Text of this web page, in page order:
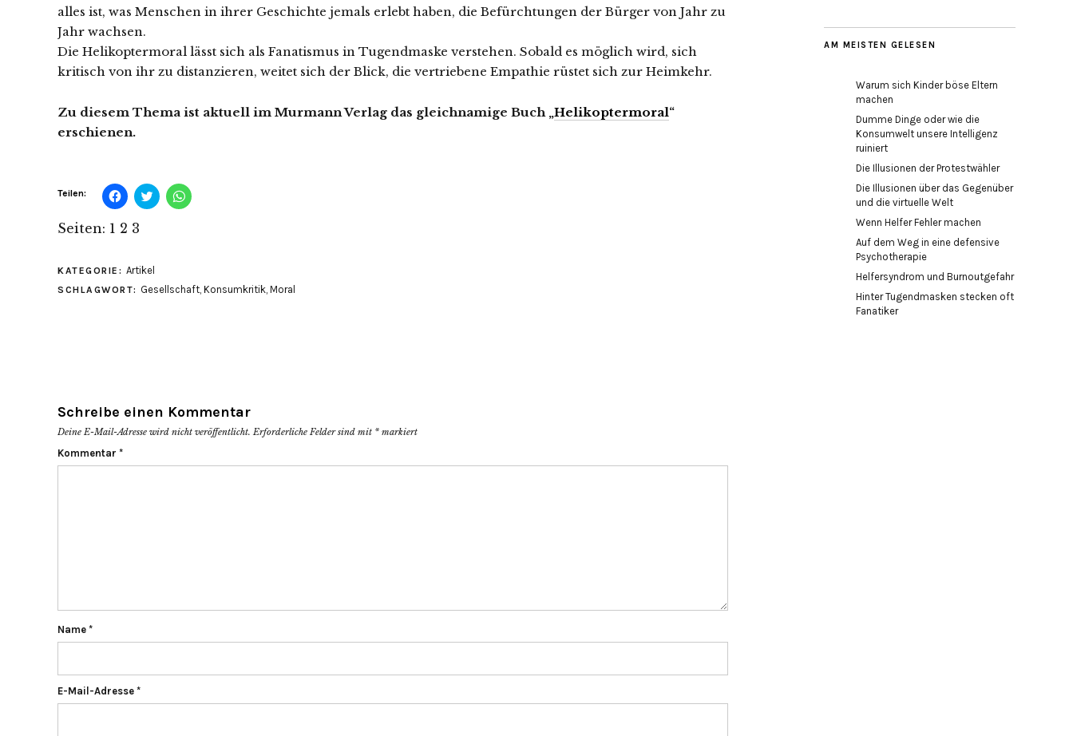
alles ist, was Menschen in ihrer Geschichte jemals erlebt haben, die Befürchtungen der Bürger von Jahr zu
Jahr wachsen.
Die Helikoptermoral lässt sich als Fanatismus in Tugendmaske verstehen. Sobald es möglich wird, sich
kritisch von ihr zu distanzieren, weitet sich der Blick, die vertriebene Empathie rüstet sich zur Heimkehr.
Zu diesem Thema ist aktuell im Murmann Verlag das gleichnamige Buch „Helikoptermoral“
erschienen.
Teilen: Klick,
um
Facebook
zu
in
neuem
Fenster
geöffnet)
Klick,
um
Fenster
geöffnet)
Klicken,
um
Fenster
geöffnet)
Seiten: 1 2 3
KATEGORIE: Artikel
SCHLAGWORT: Gesellschaft, Konsumkritik, Moral
Schreibe einen Kommentar
Deine E-Mail-Adresse wird nicht veröffentlicht. Erforderliche Felder sind mit * markiert
Kommentar *
Name *
E-Mail-Adresse *
AM MEISTEN GELESEN
Warum sich Kinder böse Eltern
machen
Dumme Dinge oder wie die
Konsumwelt unsere Intelligenz
ruiniert
Die Illusionen der Protestwähler
Die Illusionen über das Gegenüber
und die virtuelle Welt
Wenn Helfer Fehler machen
Auf dem Weg in eine defensive
Psychotherapie
Helfersyndrom und Burnoutgefahr
Hinter Tugendmasken stecken oft
Fanatiker